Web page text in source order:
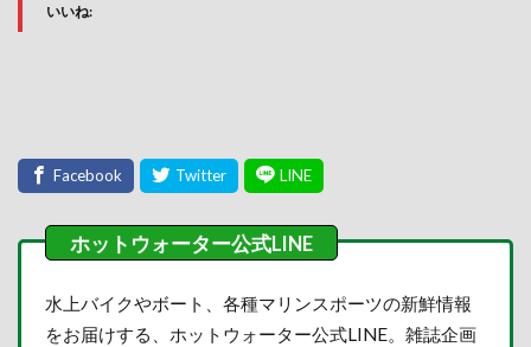
いいね:
水上バイクやボート、各種マリンスポーツの新鮮情報
をお届けする、ホットウォーター公式LINE。雑誌企画